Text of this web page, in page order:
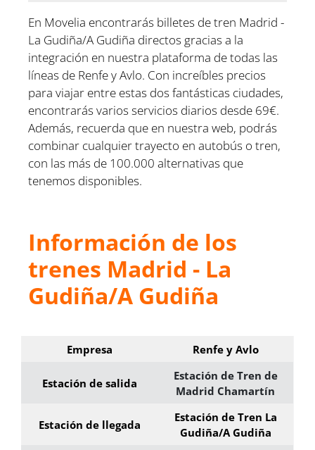
En Movelia encontrarás billetes de tren Madrid -
La Gudiña/A Gudiña directos gracias a la
integración en nuestra plataforma de todas las
líneas de Renfe y Avlo. Con increíbles precios
para viajar entre estas dos fantásticas ciudades,
encontrarás varios servicios diarios desde 69€.
Además, recuerda que en nuestra web, podrás
combinar cualquier trayecto en autobús o tren,
con las más de 100.000 alternativas que
tenemos disponibles.
Información de los
trenes Madrid - La
Gudiña/A Gudiña
Empresa Renfe y Avlo
Estación de salida
Estación de Tren de
Madrid Chamartín
Estación de llegada
Estación de Tren La
Gudiña/A Gudiña